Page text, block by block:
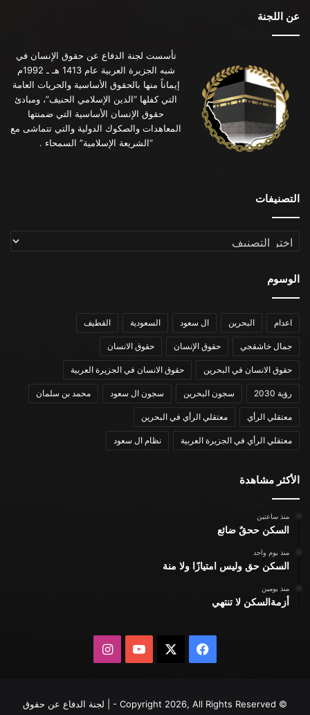
عن اللجنة
تأسست لجنة الدفاع عن حقوق الإنسان في
شبه الجزيرة العربية عام 1413 هـ ـ 1992م
إيماناً منها بالحقوق الأساسية والحريات العامة
التي كفلها “الدين الإسلامي الحنيف”، ومبادئ
حقوق الإنسان الأساسية التي ضمنتها
المعاهدات والصكوك الدولية والتي تتماشى مع
“الشريعة الإسلامية” السمحاء .
التصنيفات
التصنيفات
الوسوم
اعدام البحرين ال سعود السعودية القطيف
جمال خاشقجي حقوق الإنسان حقوق الانسان
حقوق الانسان في البحرين حقوق الانسان في الجزيرة العربية
رؤية 2030 سجون البحرين سجون ال سعود محمد بن سلمان
معتقلي الرأي معتقلي الرأي في البحرين
معتقلي الرأي في الجزيرة العربية نظام ال سعود
الأكثر مشاهدة
منذ ساعتين
السكن ححقٌ ضائع
منذ يوم واحد
السكن حق وليس امتيازًا ولا منة
منذ يومين
أزمةالسكن لا تنتهي
فيسبوك يوتيوبانستقرام
© Copyright 2026, All Rights Reserved - | لجنة الدفاع عن حقوق